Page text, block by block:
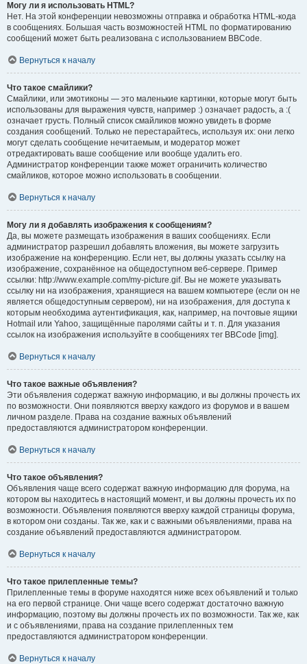
Могу ли я использовать HTML?
Нет. На этой конференции невозможны отправка и обработка HTML-кода
в сообщениях. Большая часть возможностей HTML по форматированию
сообщений может быть реализована с использованием BBCode.
Вернуться к началу
Что такое смайлики?
Смайлики, или эмотиконы — это маленькие картинки, которые могут быть
использованы для выражения чувств, например :) означает радость, а :(
означает грусть. Полный список смайликов можно увидеть в форме
создания сообщений. Только не перестарайтесь, используя их: они легко
могут сделать сообщение нечитаемым, и модератор может
отредактировать ваше сообщение или вообще удалить его.
Администратор конференции также может ограничить количество
смайликов, которое можно использовать в сообщении.
Вернуться к началу
Могу ли я добавлять изображения к сообщениям?
Да, вы можете размещать изображения в ваших сообщениях. Если
администратор разрешил добавлять вложения, вы можете загрузить
изображение на конференцию. Если нет, вы должны указать ссылку на
изображение, сохранённое на общедоступном веб-сервере. Пример
ссылки: http://www.example.com/my-picture.gif. Вы не можете указывать
ссылку ни на изображения, хранящиеся на вашем компьютере (если он не
является общедоступным сервером), ни на изображения, для доступа к
которым необходима аутентификация, как, например, на почтовые ящики
Hotmail или Yahoo, защищённые паролями сайты и т. п. Для указания
ссылок на изображения используйте в сообщениях тег BBCode [img].
Вернуться к началу
Что такое важные объявления?
Эти объявления содержат важную информацию, и вы должны прочесть их
по возможности. Они появляются вверху каждого из форумов и в вашем
личном разделе. Права на создание важных объявлений
предоставляются администратором конференции.
Вернуться к началу
Что такое объявления?
Объявления чаще всего содержат важную информацию для форума, на
котором вы находитесь в настоящий момент, и вы должны прочесть их по
возможности. Объявления появляются вверху каждой страницы форума,
в котором они созданы. Так же, как и с важными объявлениями, права на
создание объявлений предоставляются администратором.
Вернуться к началу
Что такое прилепленные темы?
Прилепленные темы в форуме находятся ниже всех объявлений и только
на его первой странице. Они чаще всего содержат достаточно важную
информацию, поэтому вы должны прочесть их по возможности. Так же, как
и с объявлениями, права на создание прилепленных тем
предоставляются администратором конференции.
Вернуться к началу